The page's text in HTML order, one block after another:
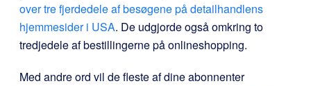
over tre fjerdedele af besøgene på detailhandlens
hjemmesider i USA. De udgjorde også omkring to
tredjedele af bestillingerne på onlineshopping.
Med andre ord vil de fleste af dine abonnenter